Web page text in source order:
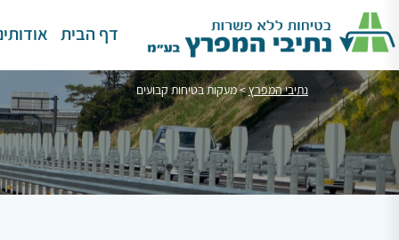
דף הבית
נתיבי המפרץ>מעקות בטיחות קבועים